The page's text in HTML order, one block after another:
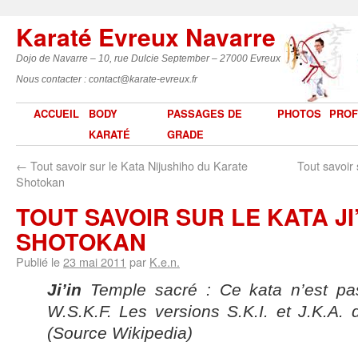
Karaté Evreux Navarre
Dojo de Navarre – 10, rue Dulcie September – 27000 Evreux
Nous contacter : contact@karate-evreux.fr
ACCUEIL
BODY
KARATÉ
PASSAGES DE
GRADE
PHOTOS
← Tout savoir sur le Kata Nijushiho du Karate
Shotokan
Tout savoir
TOUT SAVOIR SUR LE KATA
SHOTOKAN
Publié le23 mai 2011 par K.e.n.
Ji’in Temple sacré : Ce kata n’est
W.S.K.F. Les versions S.K.I. et J.K.A.
(Source Wikipedia)